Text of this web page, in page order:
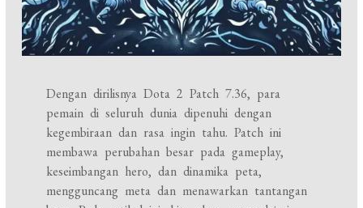
Dengan dirilisnya Dota 2 Patch 7.36, para
pemain di seluruh dunia dipenuhi dengan
kegembiraan dan rasa ingin tahu. Patch ini
membawa perubahan besar pada gameplay,
keseimbangan hero, dan dinamika peta,
mengguncang meta dan menawarkan tantangan